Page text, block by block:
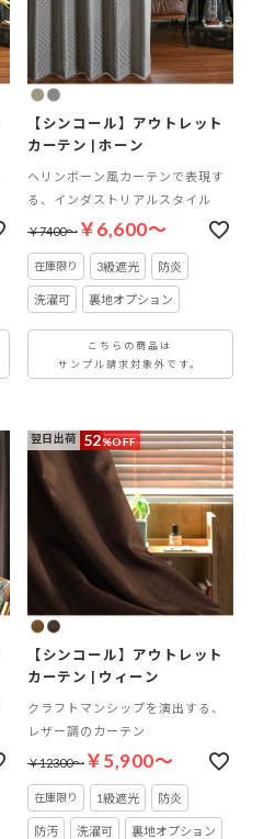
【シンコール】アウトレット
カーテン | ホーン
ヘリンボーン風カーテンで表現す
る、インダストリアルスタイル
￥7400～￥6,600～
3級遮光 防炎
洗濯可 裏地オプション
こちらの商品は
サンプル請求対象外です。
翌日出荷 52%OFF
【シンコール】アウトレット
カーテン | ウィーン
クラフトマンシップを演出する、
レザー調のカーテン
￥12300～￥5,900～
1級遮光 防炎
防汚 洗濯可 裏地オプション